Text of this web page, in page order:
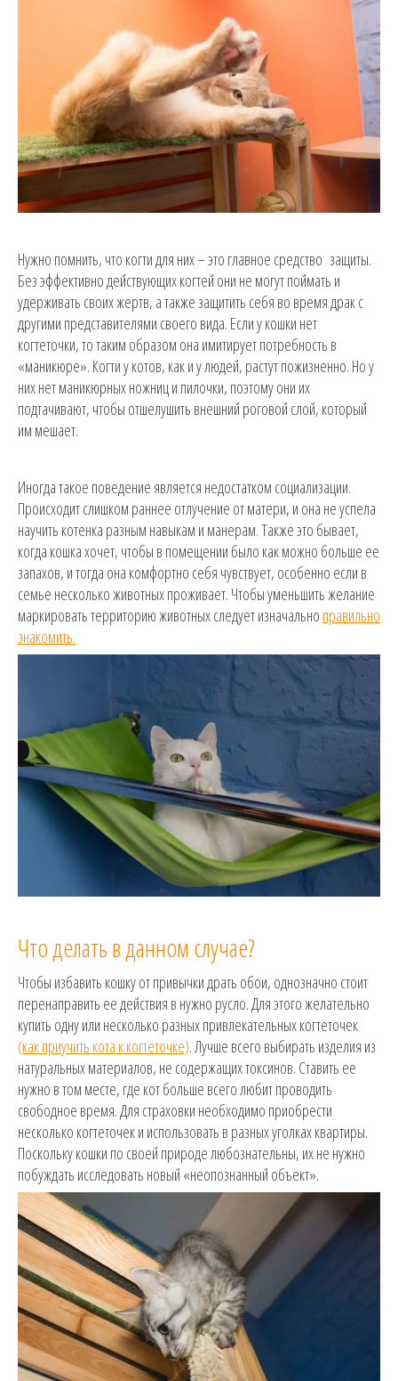
Нужно помнить, что когти для них – это главное средство защиты.
Без эффективно действующих когтей они не могут поймать и
удерживать своих жертв, а также защитить себя во время драк с
другими представителями своего вида. Если у кошки нет
когтеточки, то таким образом она имитирует потребность в
«маникюре». Когти у котов, как и у людей, растут пожизненно. Но у
них нет маникюрных ножниц и пилочки, поэтому они их
подтачивают, чтобы отшелушить внешний роговой слой, который
им мешает.
Иногда такое поведение является недостатком социализации.
Происходит слишком раннее отлучение от матери, и она не успела
научить котенка разным навыкам и манерам. Также это бывает,
когда кошка хочет, чтобы в помещении было как можно больше ее
запахов, и тогда она комфортно себя чувствует, особенно если в
семье несколько животных проживает. Чтобы уменьшить желание
маркировать территорию животных следует изначально правильно
знакомить.
Что делать в данном случае?
Чтобы избавить кошку от привычки драть обои, однозначно стоит
перенаправить ее действия в нужно русло. Для этого желательно
купить одну или несколько разных привлекательных когтеточек
(как приучить кота к когтеточке). Лучше всего выбирать изделия из
натуральных материалов, не содержащих токсинов. Ставить ее
нужно в том месте, где кот больше всего любит проводить
свободное время. Для страховки необходимо приобрести
несколько когтеточек и использовать в разных уголках квартиры.
Поскольку кошки по своей природе любознательны, их не нужно
побуждать исследовать новый «неопознанный объект».